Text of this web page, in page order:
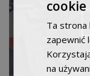
cookie
Ta strona
zapewnić
na